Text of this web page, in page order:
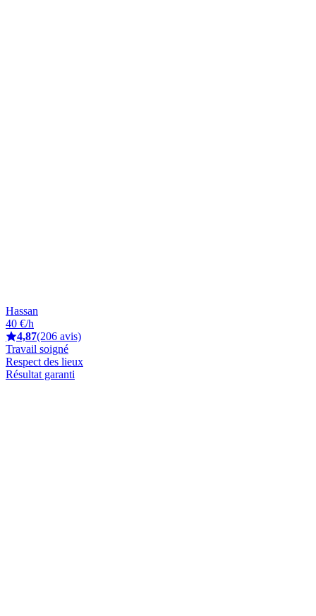
Hassan
40 €/h
4,87(206 avis)
Travail soigné
Respect des lieux
Résultat garanti